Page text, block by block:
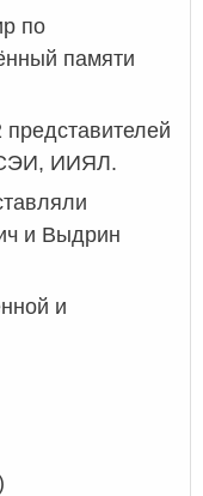
по
памяти
ИИЯЛ.
и Выдрин
и